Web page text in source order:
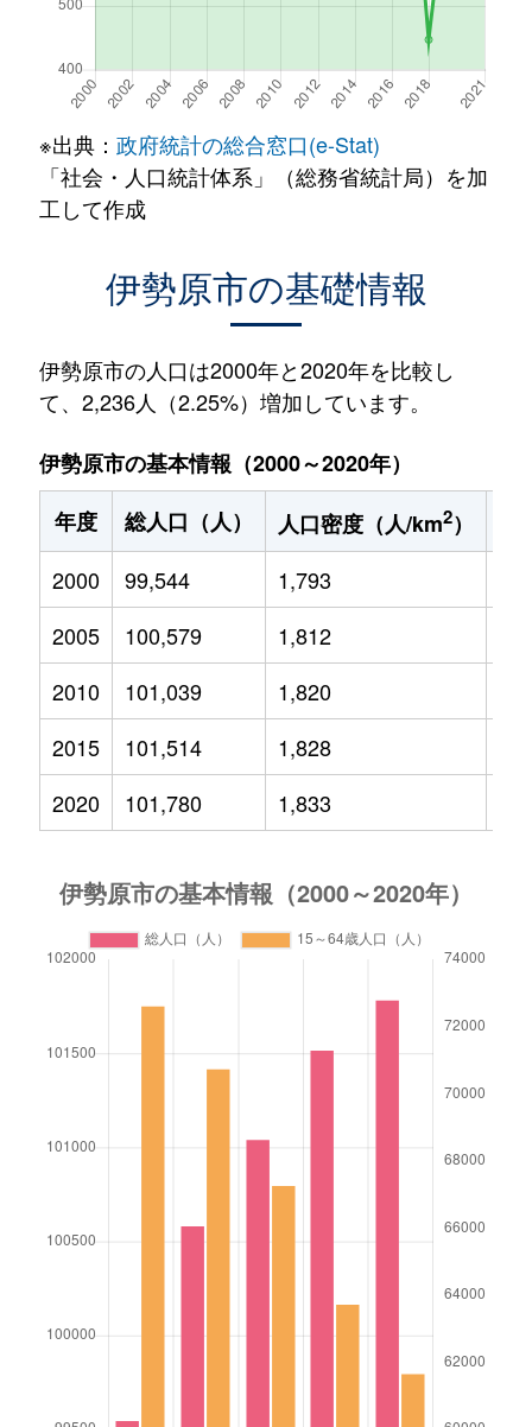
※出典： 政府統計の総合窓口(e-Stat)
「社会・人口統計体系」（総務省統計局）を加
工して作成
伊勢原市の基礎情報
伊勢原市の人口は2000年と2020年を比較し
て、2,236人（2.25%）増加しています。
伊勢原市の基本情報（2000～2020年）
年度
総人口（人） 人口密度（人/km2）
2000
99,544 1,793
2005
100,579 1,812
2010
101,039 1,820
2015
101,514 1,828
2020
101,780 1,833